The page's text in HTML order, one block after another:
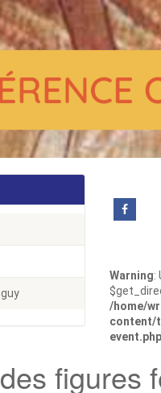
Warning:
/home/
content/
event.php
figures